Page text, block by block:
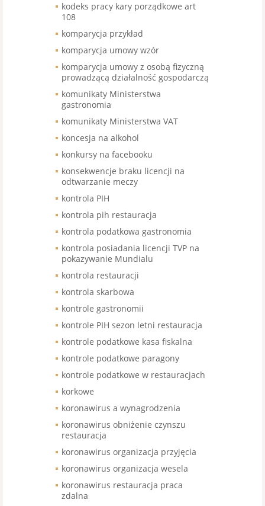
kodeks pracy kary porządkowe art
108
komparycja przykład
komparycja umowy wzór
komparycja umowy z osobą fizyczną
prowadzącą działalność gospodarczą
komunikaty Ministerstwa
gastronomia
komunikaty Ministerstwa VAT
koncesja na alkohol
konkursy na facebooku
konsekwencje braku licencji na
odtwarzanie meczy
kontrola PIH
kontrola pih restauracja
kontrola podatkowa gastronomia
kontrola posiadania licencji TVP na
pokazywanie Mundialu
kontrola restauracji
kontrola skarbowa
kontrole gastronomii
kontrole PIH sezon letni restauracja
kontrole podatkowe kasa fiskalna
kontrole podatkowe paragony
kontrole podatkowe w restauracjach
korkowe
koronawirus a wynagrodzenia
koronawirus obniżenie czynszu
restauracja
koronawirus organizacja przyjęcia
koronawirus organizacja wesela
koronawirus restauracja praca
zdalna